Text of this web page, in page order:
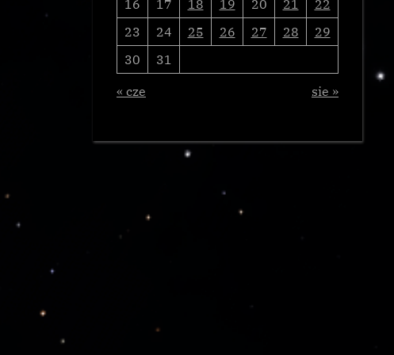
23
24 25 26 27 28
29
30
31
« cze
sie »